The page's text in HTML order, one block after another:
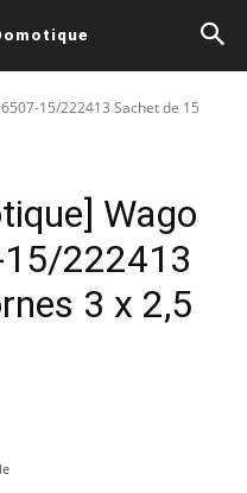
15/222413 Sachet de 15
Wago
222413
3 x 2,5